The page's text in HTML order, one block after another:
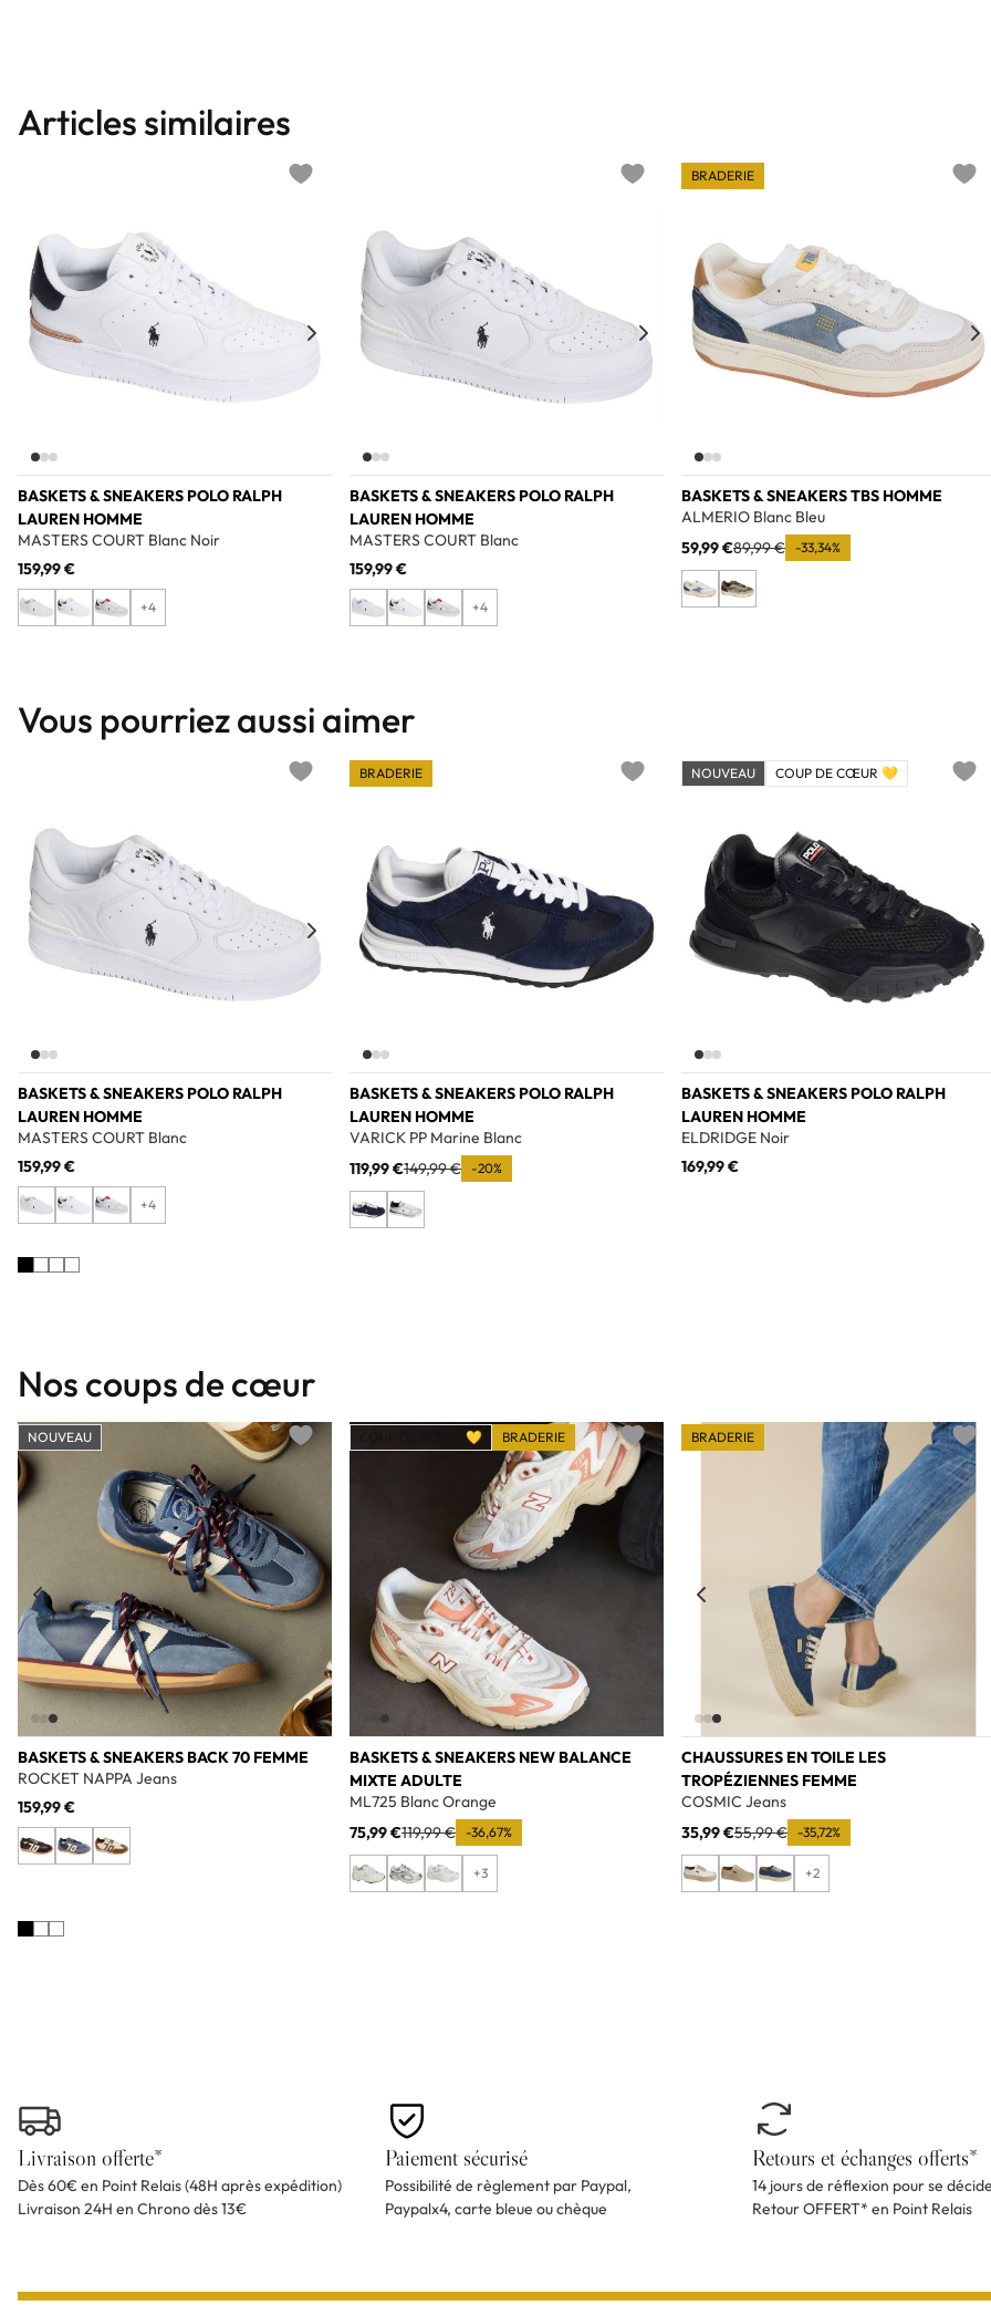
Articles similaires
BASKETS & SNEAKERS POLO RALPH
LAUREN HOMME
MASTERS COURT Blanc Noir
159,99 €
+4
BASKETS & SNEAKERS POLO RALPH
LAUREN HOMME
MASTERS COURT Blanc
159,99 €
+4
BASKETS & SNEAKERS TBS HOMME
ALMERIO Blanc Bleu
59,99 €89,99 € -33,34%
BRADERIE
Vous pourriez aussi aimer
BASKETS & SNEAKERS POLO RALPH
LAUREN HOMME
MASTERS COURT Blanc
159,99 €
+4
BASKETS & SNEAKERS POLO RALPH
LAUREN HOMME
VARICK PP Marine Blanc
119,99 €149,99 € -20%
BRADERIE
BASKETS & SNEAKERS POLO RALPH
LAUREN HOMME
ELDRIDGE Noir
169,99 €
NOUVEAU COUP DE CŒUR 💛
Nos coups de cœur
BASKETS & SNEAKERS BACK 70 FEMME
ROCKET NAPPA Jeans
159,99 €
NOUVEAU
Add to wishlist
BASKETS & SNEAKERS NEW BALANCE
MIXTE ADULTE
ML725 Blanc Orange
75,99 €119,99 € -36,67%
+3
COUP DE CŒUR 💛 BRADERIE
Add to wishlist
CHAUSSURES EN TOILE LES
TROPÉZIENNES FEMME
COSMIC Jeans
35,99 €55,99 € -35,72%
+2
BRADERIE
Add
Livraison offerte*
Dès 60€ en Point Relais (48H après expédition)
Livraison 24H en Chrono dès 13€
Paiement sécurisé
Possibilité de règlement par Paypal,
Paypalx4, carte bleue ou chèque
Retours et échanges offerts*
14 jours de réflexion pour se
Retour OFFERT* en Point Relais